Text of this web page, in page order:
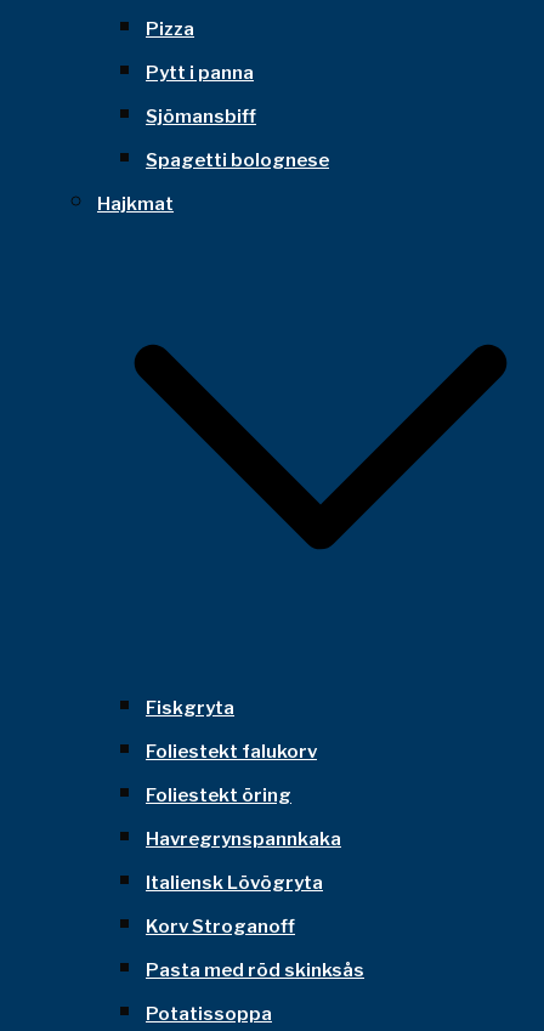
Pizza
Pytt i panna
Sjömansbiff
Spagetti bolognese
Hajkmat
Fiskgryta
Foliestekt falukorv
Foliestekt öring
Havregrynspannkaka
Italiensk Lövögryta
Korv Stroganoff
Pasta med röd skinksås
Potatissoppa